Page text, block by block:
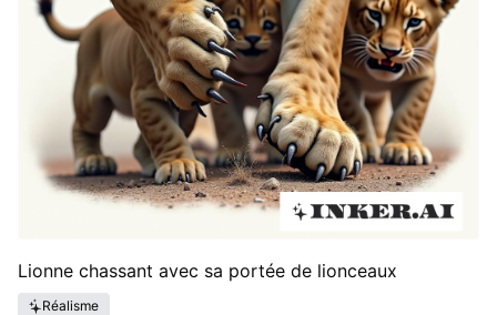
Lionne chassant avec sa portée de lionceaux
Réalisme